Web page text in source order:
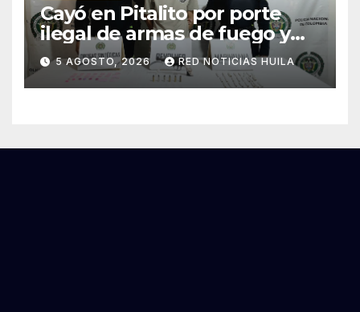
Cayó en Pitalito por porte
ilegal de armas de fuego y
tráfico de estupefacientes
5 AGOSTO, 2026 RED NOTICIAS HUILA